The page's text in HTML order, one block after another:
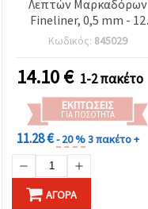
Λεπτών Μαρκαδόρων
Fineliner, 0,5 mm - 12
Χρώματα
Κωδικός: 845029
14.10€ 1-2 πακέτο
ΕΚΠΤΏΣΕΙΣ
ΓΙΑ ΠΟΣΌΤΗΤΑ
11.28 €- 20 %3 πακέτο +
ΑΓΟΡΆ